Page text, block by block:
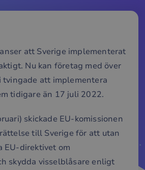
att Sverige implementerat
Nu kan företag med över
att implementera
tidigare än 17 juli 2022.
skickade EU-komissionen
till Sverige för att utan
EU-direktivet om
skydda visselblåsare enligt